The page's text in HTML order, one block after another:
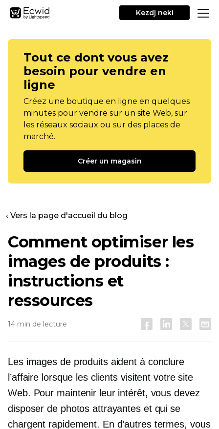
Kezdj neki
Tout ce dont vous avez
besoin pour vendre en
ligne
Créez une boutique en ligne en quelques
minutes pour vendre sur un site Web, sur
les réseaux sociaux ou sur des places de
marché.
Créer un magasin
‹ Vers la page d'accueil du blog
Comment optimiser les
images de produits :
instructions et
ressources
14 min de lecture
Les images de produits aident à conclure
l’affaire lorsque les clients visitent votre site
Web. Pour maintenir leur intérêt, vous devez
disposer de photos attrayantes et qui se
chargent rapidement. En d’autres termes, vous